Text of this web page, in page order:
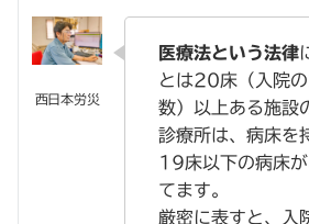
医療法という法律
とは20床（入院
数）以上ある施設
診療所は、病床を
19床以下の病床
てます。
厳密に表すと、入